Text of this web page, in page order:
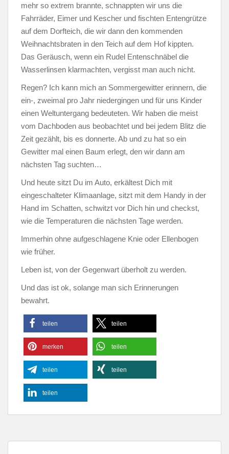
mehr so extrem brannte, schnappten wir uns die
Fahrräder, Eimer und Kescher und fischten Entengrütze
auf dem Dorfteich, die wir dann den kommenden
Weihnachtsbraten in den Teich auf dem Hof kippten.
Das Geräusch, wenn ein Rudel Entenschnäbel die
Wasserlinsen klarmachten, vergisst man auch nicht.
Regen? Ich kann mich an Sommergewitter erinnern, die
ein-, zweimal pro Jahr niedergingen und für uns Kinder
einen Weltuntergang bedeuteten. Wir haben die meist
vom Dachboden aus beobachtet und bei jedem Blitz die
Zeit gezählt, bis es donnerte. Ab und zu hat so ein
Gewitter mal einen Baum erlegt, den wir dann am
nächsten Tag suchten…
Und heute sitzt Du im Auto, erkältest Dich mit
eingeschalteter Klimaanlage, sitzt mit dem Handy in der
Hand im Schatten, schwitzt vor Dich hin und checkst,
wie die Temperaturen die nächsten Tage werden.
Immerhin ohne aufgeschlagene Knie oder Ellenbogen
wie früher.
Leben ist, von der Gegenwart überholt zu werden.
Und das ist ok, solange man sich Erinnerungen
bewahrt.
teilen teilen
merken teilen
teilen teilen
teilen